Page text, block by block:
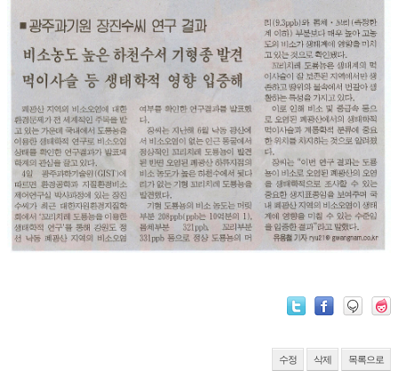
수정 삭제 목록으로